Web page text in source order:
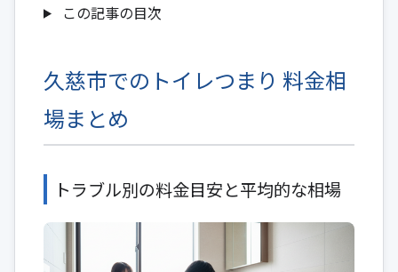
この記事の目次
久慈市でのトイレつまり 料金相
場まとめ
トラブル別の料金目安と平均的な相場